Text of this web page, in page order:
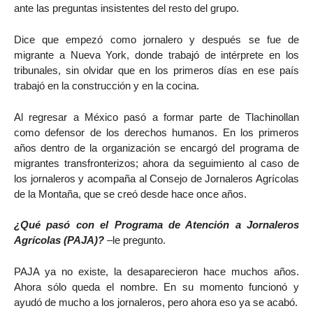
ante las preguntas insistentes del resto del grupo.
Dice que empezó como jornalero y después se fue de
migrante a Nueva York, donde trabajó de intérprete en los
tribunales, sin olvidar que en los primeros días en ese país
trabajó en la construcción y en la cocina.
Al regresar a México pasó a formar parte de Tlachinollan
como defensor de los derechos humanos. En los primeros
años dentro de la organización se encargó del programa de
migrantes transfronterizos; ahora da seguimiento al caso de
los jornaleros y acompaña al Consejo de Jornaleros Agrícolas
de la Montaña, que se creó desde hace once años.
¿Qué pasó con el Programa de Atención a Jornaleros
Agrícolas (PAJA)? –le pregunto.
PAJA ya no existe, la desaparecieron hace muchos años.
Ahora sólo queda el nombre. En su momento funcionó y
ayudó de mucho a los jornaleros, pero ahora eso ya se acabó.